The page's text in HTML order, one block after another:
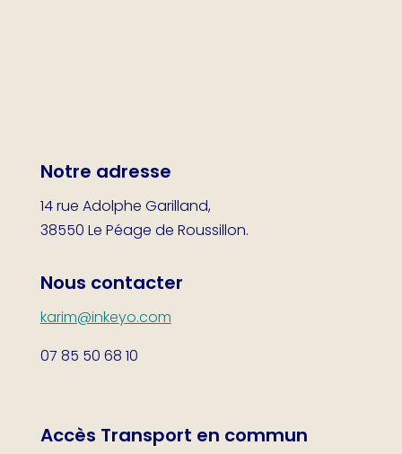
Notre adresse
14 rue Adolphe Garilland,
38550 Le Péage de Roussillon.
Nous contacter
karim@inkeyo.com
07 85 50 68 10
Accès Transport en commun